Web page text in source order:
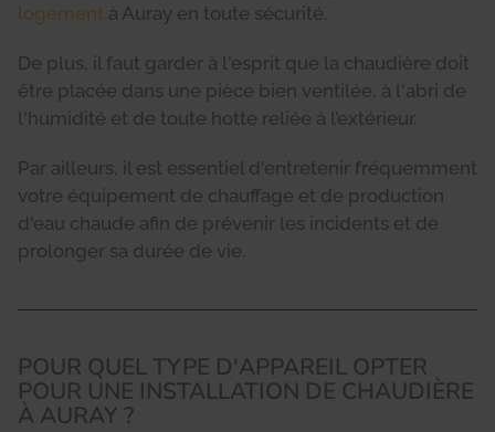
logement à Auray en toute sécurité.
De plus, il faut garder à l'esprit que la chaudière doit
être placée dans une pièce bien ventilée, à l'abri de
l'humidité et de toute hotte reliée à l’extérieur.
Par ailleurs, il est essentiel d'entretenir fréquemment
votre équipement de chauffage et de production
d'eau chaude afin de prévenir les incidents et de
prolonger sa durée de vie.
POUR QUEL TYPE D'APPAREIL OPTER
POUR UNE INSTALLATION DE CHAUDIÈRE
À AURAY ?